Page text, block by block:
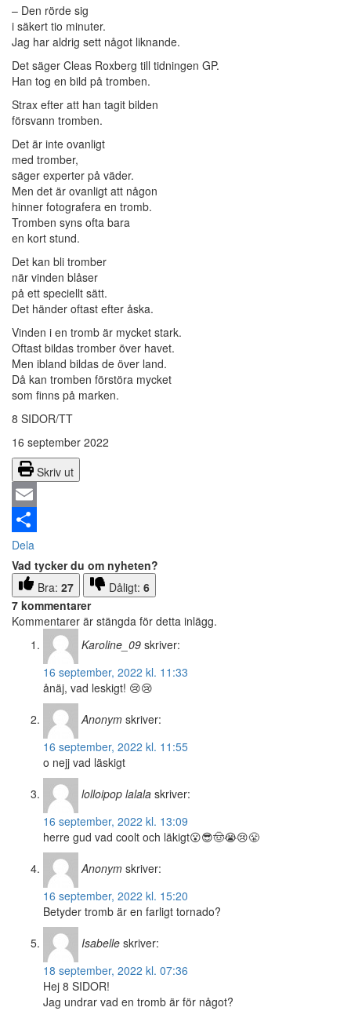
– Den rörde sig
i säkert tio minuter.
Jag har aldrig sett något liknande.
Det säger Cleas Roxberg till tidningen GP.
Han tog en bild på tromben.
Strax efter att han tagit bilden
försvann tromben.
Det är inte ovanligt
med tromber,
säger experter på väder.
Men det är ovanligt att någon
hinner fotografera en tromb.
Tromben syns ofta bara
en kort stund.
Det kan bli tromber
när vinden blåser
på ett speciellt sätt.
Det händer oftast efter åska.
Vinden i en tromb är mycket stark.
Oftast bildas tromber över havet.
Men ibland bildas de över land.
Då kan tromben förstöra mycket
som finns på marken.
8 SIDOR/TT
16 september 2022
Skriv ut
Email
Dela
Vad tycker du om nyheten?
Bra: 27 Dåligt: 6
7 kommentarer
Kommentarer är stängda för detta inlägg.
Karoline_09 skriver:
16 september, 2022 kl. 11:33
ånäj, vad leskigt! 😢😢
Anonym skriver:
16 september, 2022 kl. 11:55
o nejj vad läskigt
lolloipop lalala skriver:
16 september, 2022 kl. 13:09
herre gud vad coolt och läkigt😮😎🤠😭😢😤
Anonym skriver:
16 september, 2022 kl. 15:20
Betyder tromb är en farligt tornado?
Isabelle skriver:
18 september, 2022 kl. 07:36
Hej 8 SIDOR!
Jag undrar vad en tromb är för något?